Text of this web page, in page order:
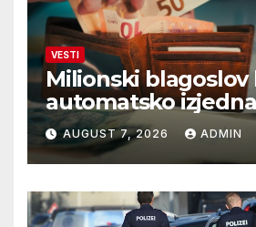
VESTI
Milionski blagoslov
automatsko
poreza
AUGUST 7, 2026 ADMIN